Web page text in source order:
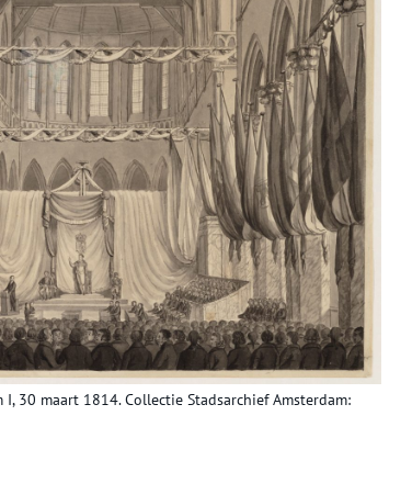
30 maart 1814. Collectie Stadsarchief Amsterdam: